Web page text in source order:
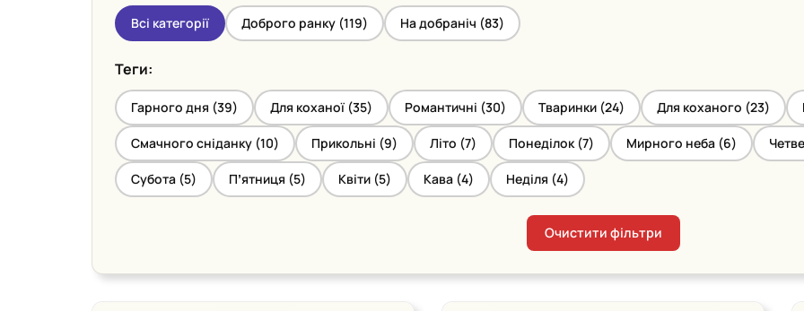
Всі категорії Доброго ранку (119) На добраніч (83)
Теги:
Гарного дня (39) Для коханої (35) Романтичні (30) Тваринки (24) Для коханого (23)
Смачного сніданку (10) Прикольні (9) Літо (7) Понеділок (7) Мирного неба (6)
Субота (5) Пʼятниця (5) Квіти (5) Кава (4) Неділя (4)
Очистити фільтри